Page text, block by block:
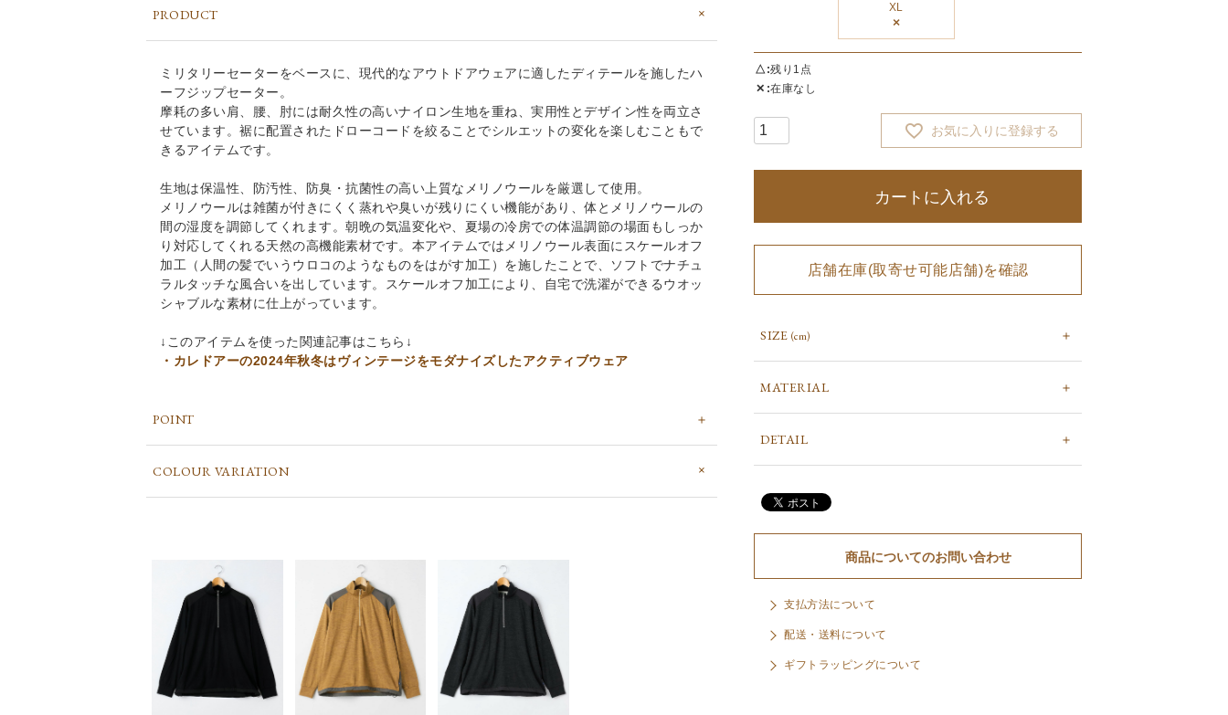
PRODUCT
ミリタリーセーターをベースに、現代的なアウトドアウェアに適したディテールを施したハ
ーフジップセーター。
摩耗の多い肩、腰、肘には耐久性の高いナイロン生地を重ね、実用性とデザイン性を両立さ
せています。裾に配置されたドローコードを絞ることでシルエットの変化を楽しむこともで
きるアイテムです。
生地は保温性、防汚性、防臭・抗菌性の高い上質なメリノウールを厳選して使用。
メリノウールは雑菌が付きにくく蒸れや臭いが残りにくい機能があり、体とメリノウールの
間の湿度を調節してくれます。朝晩の気温変化や、夏場の冷房での体温調節の場面もしっか
り対応してくれる天然の高機能素材です。本アイテムではメリノウール表面にスケールオフ
加工（人間の髪でいうウロコのようなものをはがす加工）を施したことで、ソフトでナチュ
ラルタッチな風合いを出しています。スケールオフ加工により、自宅で洗濯ができるウオッ
シャブルな素材に仕上がっています。
↓このアイテムを使った関連記事はこちら↓
・カレドアーの2024年秋冬はヴィンテージをモダナイズしたアクティブウェア
POINT
COLOUR VARIATION
XL
×
△ 残り1点
✕ 在庫なし
お気に入りに登録する
カートに入れる
店舗在庫(取寄せ可能店舗)を確認
SIZE (cm)
MATERIAL
DETAIL
商品についてのお問い合わせ
支払方法について
配送・送料について
ギフトラッピングについて